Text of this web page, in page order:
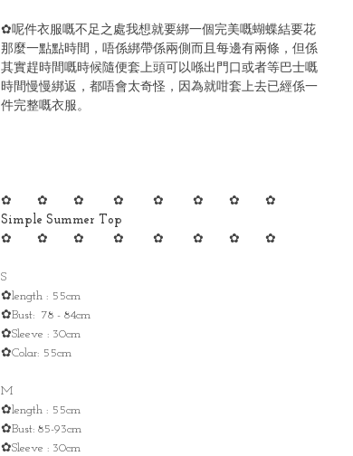
✿呢件衣服嘅不足之處我想就要綁一個完美嘅蝴蝶結要花
那麼一點點時間，唔係綁帶係兩側而且每邊有兩條，但係
其實趕時間嘅時候隨便套上頭可以喺出門口或者等巴士嘅
時間慢慢綁返，都唔會太奇怪，因為就咁套上去已經係一
件完整嘅衣服。
✿ ✿ ✿ ✿ ✿ ✿ ✿ ✿
Simple Summer Top
✿ ✿ ✿ ✿ ✿ ✿ ✿ ✿
S
✿length : 55cm
✿Bust: 78 - 84cm
✿Sleeve : 30cm
✿Colar: 55cm
M
✿length : 55cm
✿Bust: 85-93cm
✿Sleeve : 30cm